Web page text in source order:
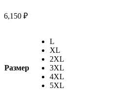
6,150 ₽
Размер
L
XL
2XL
3XL
4XL
5XL